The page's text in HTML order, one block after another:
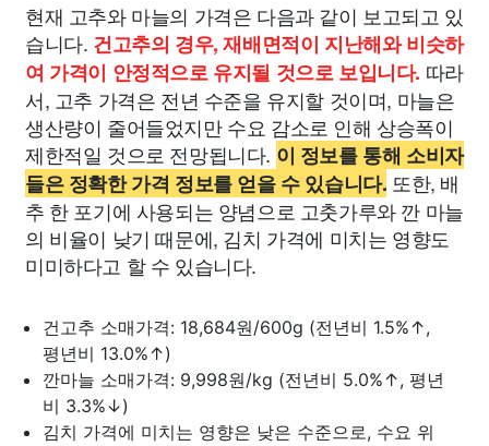
현재 고추와 마늘의 가격은 다음과 같이 보고되고 있
습니다. 건고추의 경우, 재배면적이 지난해와 비슷하
여 가격이 안정적으로 유지될 것으로 보입니다. 따라
서, 고추 가격은 전년 수준을 유지할 것이며, 마늘은
생산량이 줄어들었지만 수요 감소로 인해 상승폭이
제한적일 것으로 전망됩니다. 이 정보를 통해 소비자
들은 정확한 가격 정보를 얻을 수 있습니다. 또한, 배
추 한 포기에 사용되는 양념으로 고춧가루와 깐 마늘
의 비율이 낮기 때문에, 김치 가격에 미치는 영향도
미미하다고 할 수 있습니다.
건고추 소매가격: 18,684원/600g (전년비 1.5%↑,
평년비 13.0%↑)
깐마늘 소매가격: 9,998원/kg (전년비 5.0%↑, 평년
비 3.3%↓)
김치 가격에 미치는 영향은 낮은 수준으로, 수요 위